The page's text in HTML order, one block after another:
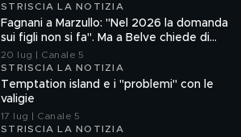
STRISCIA LA NOTIZIA
Fagnani a Marzullo: "Nel 2026 la domanda
sui figli non si fa". Ma a Belve chiede di
aborto e maternità
20 lug | Canale 5
STRISCIA LA NOTIZIA
Temptation island e i "problemi" con le
valigie
17 lug | Canale 5
STRISCIA LA NOTIZIA